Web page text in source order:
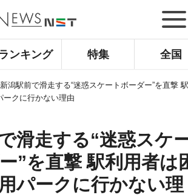
ランキング 特集 全国
新潟駅前で滑走する“迷惑スケートボーダー”を直撃
クに行かない理由
滑走する“迷惑スケ
”を直撃 駅利用者は
パークに行かない理